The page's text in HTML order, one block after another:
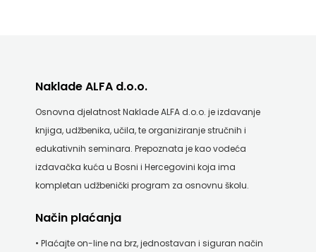
SALESIANA
SANDORF
Scriptura
media
j.d.o.o.
Naklade ALFA d.o.o.
Osnovna djelatnost Naklade ALFA d.o.o. je izdavanje
knjiga, udžbenika, učila, te organiziranje stručnih i
edukativnih seminara. Prepoznata je kao vodeća
izdavačka kuća u Bosni i Hercegovini koja ima
kompletan udžbenički program za osnovnu školu.
Način plaćanja
• Plaćajte on-line na brz, jednostavan i siguran način